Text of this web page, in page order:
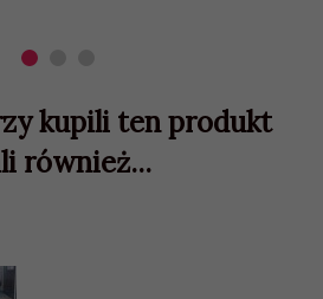
kupili ten produkt
również...